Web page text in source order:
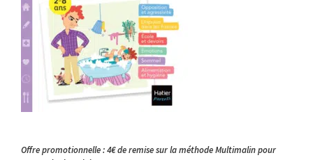
Offre promotionnelle : 4€ de remise sur la méthode Multimalin pour